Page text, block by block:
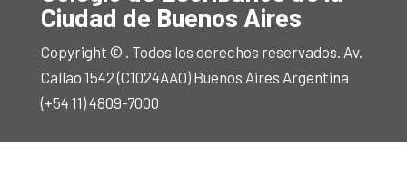
Ciudad de Buenos Aires
Copyright © . Todos los derechos reservados. Av.
Callao 1542 (C1024AAO) Buenos Aires Argentina
(+54 11) 4809-7000